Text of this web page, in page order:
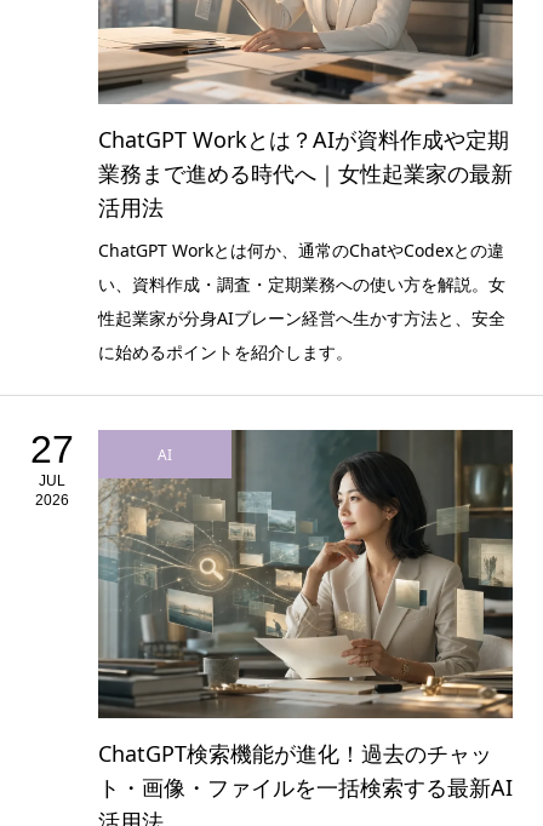
ChatGPT Workとは？AIが資料作成や定期
業務まで進める時代へ｜女性起業家の最新
活用法
ChatGPT Workとは何か、通常のChatやCodexとの違
い、資料作成・調査・定期業務への使い方を解説。女
性起業家が分身AIブレーン経営へ生かす方法と、安全
に始めるポイントを紹介します。
27
JUL
2026
AI
ChatGPT検索機能が進化！過去のチャッ
ト・画像・ファイルを一括検索する最新AI